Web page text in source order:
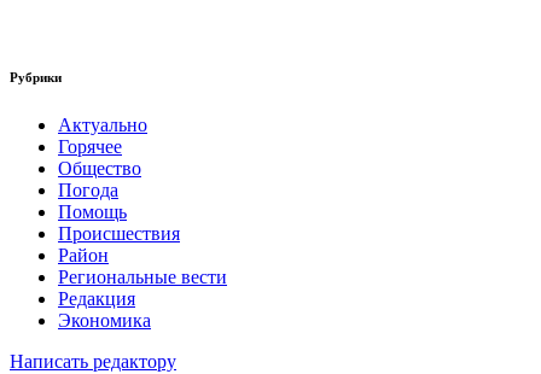
Рубрики
Актуально
Горячее
Общество
Погода
Помощь
Происшествия
Район
Региональные вести
Редакция
Экономика
Написать редактору